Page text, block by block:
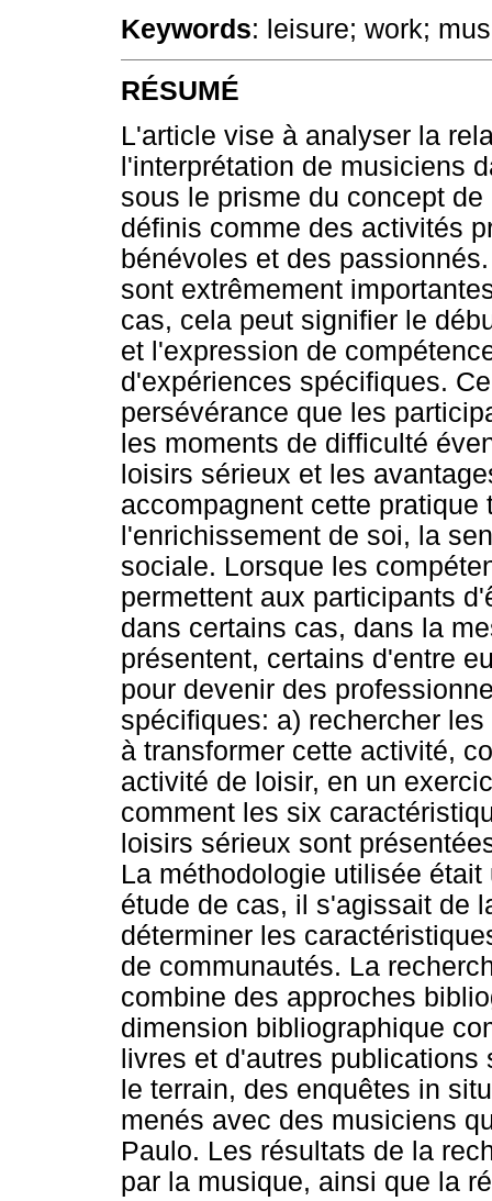
Keywords: leisure; work;
RÉSUMÉ
L'article vise à analyser la
l'interprétation de musiciens
sous le prisme du concept
définis comme des activités
bénévoles et des
sont extrêmement
cas, cela peut signifier le
et l'expression de
d'expériences spécifiques.
persévérance que les
les moments de difficulté
loisirs sérieux et les
accompagnent cette
l'enrichissement de soi, la
sociale. Lorsque les
permettent aux participants
dans certains cas, dans la
présentent, certains d'entre
pour devenir des
spécifiques: a) rechercher
à transformer cette activité,
activité de loisir, en un
comment les six
loisirs sérieux sont
La méthodologie utilisée
étude de cas, il s'agissait de
déterminer les
de communautés. La
combine des approches
dimension bibliographique
livres et d'autres
le terrain, des enquêtes in
menés avec des musiciens
Paulo. Les résultats de la
par la musique, ainsi que la